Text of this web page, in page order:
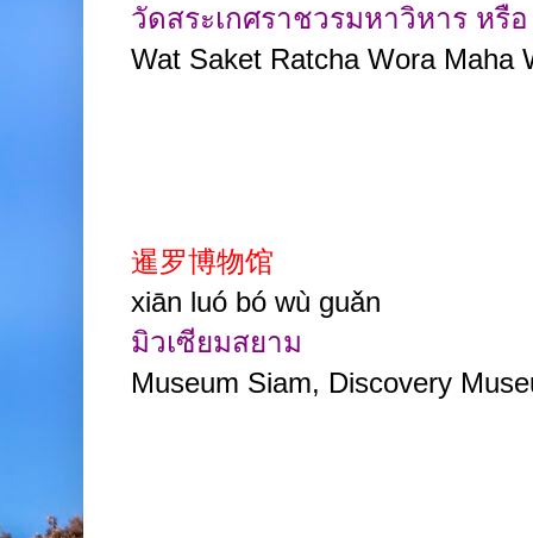
วัดสระเกศราชวรมหาวิหาร หรื
Wat Saket Ratcha Wora Maha
暹罗博物馆
xiān luó bó wù guǎn
มิวเซียมสยาม
Museum Siam, Discovery